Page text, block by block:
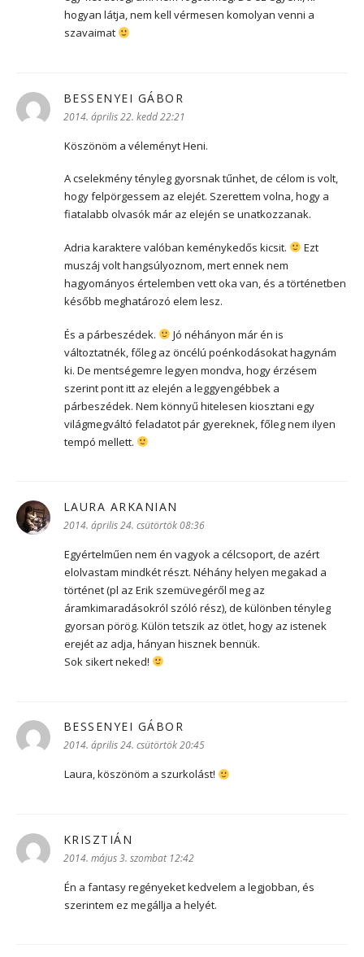
hogyan látja, nem kell vérmesen komolyan venni a
szavaimat
BESSENYEI GÁBOR
2014. április 22. kedd 22:21
Köszönöm a véleményt Heni.
A cselekmény tényleg gyorsnak tűnhet, de célom is volt,
hogy felpörgessem az elejét. Szerettem volna, hogy a
fiatalabb olvasók már az elején se unatkozzanak.
Adria karaktere valóban keménykedős kicsit.
Ezt
muszáj volt hangsúlyoznom, mert ennek nem
hagyományos értelemben vett oka van, és a történetben
később meghatározó elem lesz.
És a párbeszédek.
Jó néhányon már én is
változtatnék, főleg az öncélú poénkodásokat hagynám
ki. De mentségemre legyen mondva, hogy érzésem
szerint pont itt az elején a leggyengébbek a
párbeszédek. Nem könnyű hitelesen kiosztani egy
világmegváltó feladatot pár gyereknek, főleg nem ilyen
tempó mellett.
LAURA ARKANIAN
2014. április 24. csütörtök 08:36
Egyértelműen nem én vagyok a célcsoport, de azért
elolvastam mindkét részt. Néhány helyen megakad a
történet (pl az Erik szemüvegéről meg az
áramkimaradásokról szóló rész), de különben tényleg
gyorsan pörög. Külön tetszik az ötlet, hogy az istenek
erejét az adja, hányan hisznek bennük.
Sok sikert neked!
BESSENYEI GÁBOR
2014. április 24. csütörtök 20:45
Laura, köszönöm a szurkolást!
KRISZTIÁN
2014. május 3. szombat 12:42
Én a fantasy regényeket kedvelem a legjobban, és
szerintem ez megállja a helyét.